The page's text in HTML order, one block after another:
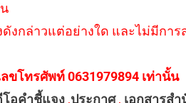
งกล่าวแต่อย่างใด และไม่มีกา
ขโทรศัพท์ 0631979894 เท่านั้น
อคำชี้แจง,ประกาศ, เอกสารส